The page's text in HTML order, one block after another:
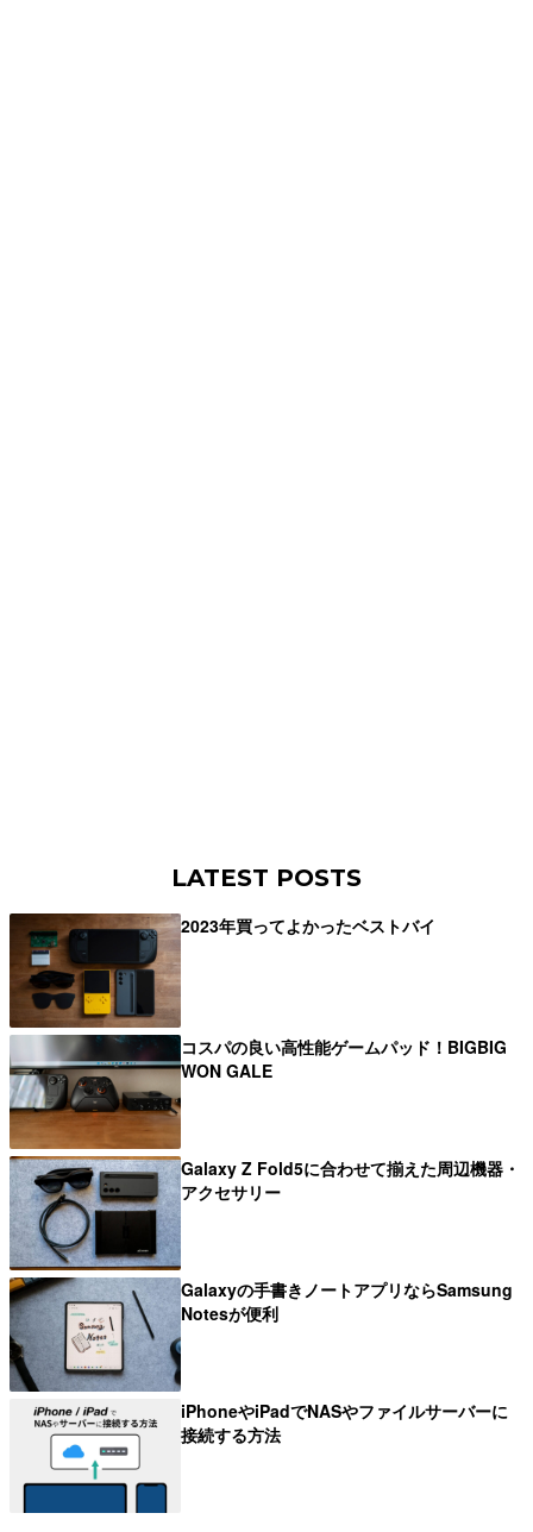
LATEST POSTS
2023年買ってよかったベストバイ
コスパの良い高性能ゲームパッド！BIGBIG
WON GALE
Galaxy Z Fold5に合わせて揃えた周辺機器・
アクセサリー
Galaxyの手書きノートアプリならSamsung
Notesが便利
iPhoneやiPadでNASやファイルサーバーに
接続する方法